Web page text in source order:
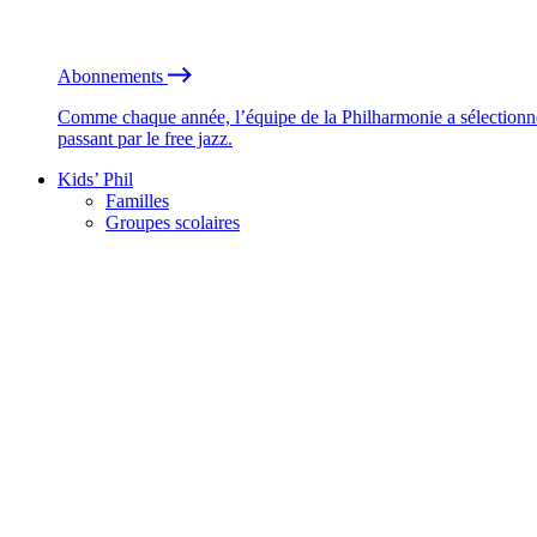
Abonnements
Comme chaque année, l’équipe de la Philharmonie a
passant par le free jazz.
Kids’ Phil
Familles
Groupes scolaires